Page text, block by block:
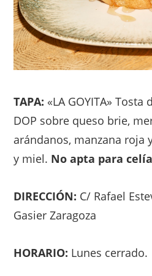
TAPA:«LA GOYITA»
DOP sobre queso brie,
arándanos, manzana roja
y miel. No apta para
DIRECCIÓN: C/ Rafael
Gasier Zaragoza
HORARIO: Lunes cerrado.